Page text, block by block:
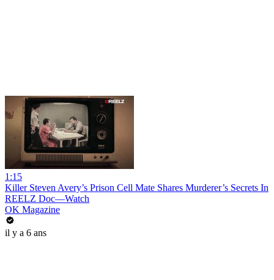
1:15
Killer Steven Avery’s Prison Cell Mate Shares Murderer’s Secrets In
REELZ Doc—Watch
OK Magazine
il y a 6 ans